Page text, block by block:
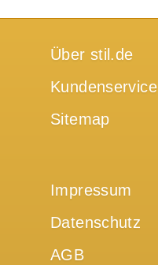
Über stil.de
Kundenservice
Sitemap
Impressum
Datenschutz
AGB